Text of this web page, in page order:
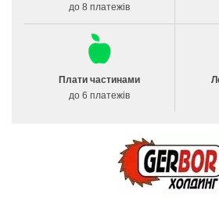
до 8 платежів
Плати частинами
до 6 платежів